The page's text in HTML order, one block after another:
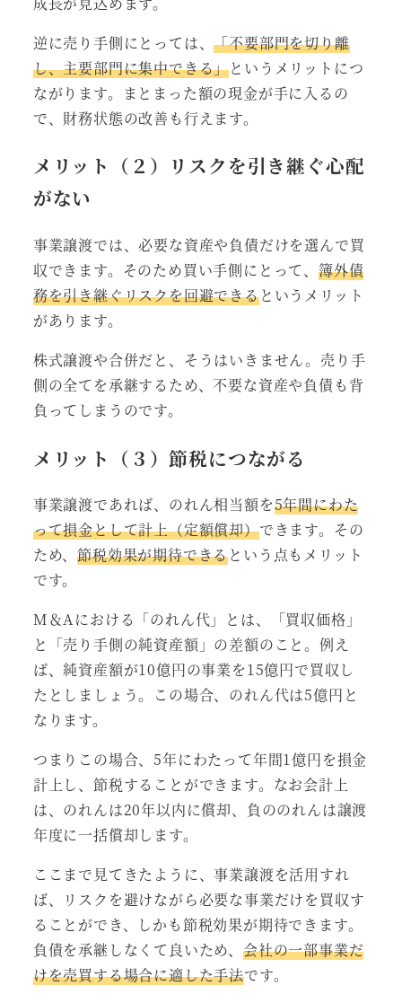
逆に売り手側にとっては、「不要部門を切り離
し、主要部門に集中できる」というメリットにつ
ながります。まとまった額の現金が手に入るの
で、財務状態の改善も行えます。
メリット（２）リスクを引き継ぐ心配
がない
事業譲渡では、必要な資産や負債だけを選んで買
収できます。そのため買い手側にとって、 簿外債
務を引き継ぐリスクを回避できるというメリット
があります。
株式譲渡や合併だと、そうはいきません。売り手
側の全てを承継するため、不要な資産や負債も背
負ってしまうのです。
メリット（３）節税につながる
事業譲渡であれば、のれん相当額を5年間にわた
って損金として計上（定額償却）できます。その
ため、節税効果が期待できるという点もメリット
です。
M＆Aにおける「のれん代」とは、「買収価格」
と「売り手側の純資産額」の差額のこと。例え
ば、純資産額が10億円の事業を15億円で買収し
たとしましょう。この場合、のれん代は5億円と
なります。
つまりこの場合、5年にわたって年間1億円を損金
計上し、節税することができます。なお会計上
は、のれんは20年以内に償却、負ののれんは譲渡
年度に一括償却します。
ここまで見てきたように、事業譲渡を活用すれ
ば、リスクを避けながら必要な事業だけを買収す
ることができ、しかも節税効果が期待できます。
負債を承継しなくて良いため、 会社の一部事業だ
けを売買する場合に適した手法です。